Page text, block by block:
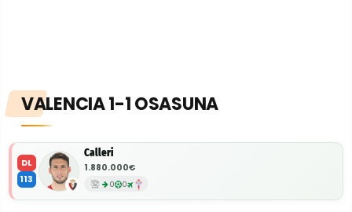
VALENCIA 1-1 OSASUNA
DL
113
Calleri
1.880.000€
0 0